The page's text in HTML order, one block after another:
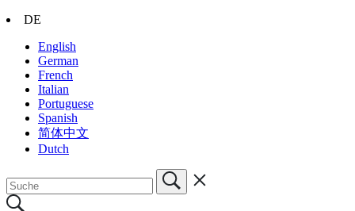
DE
English
German
French
Italian
Portuguese
Spanish
简体中文
Dutch